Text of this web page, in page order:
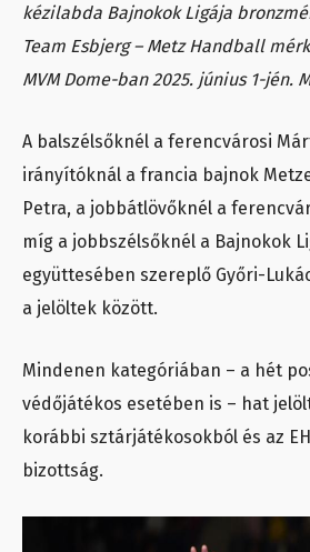
kézilabda Bajnokok Ligája
Team Esbjerg – Metz Handball
MVM Dome-ban 2025. június 1-jén.
A balszélsőknél a ferencvárosi
irányítóknál a francia bajnok
Petra, a jobbátlövőknél a
míg a jobbszélsőknél a Bajnokok
együttesében szereplő Győri-
a jelöltek között.
Mindenen kategóriában – a hét
védőjátékos esetében is – hat
korábbi sztárjátékosokból és az
bizottság.